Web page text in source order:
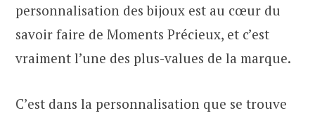
personnalisation des bijoux est au cœur du
savoir faire de Moments Précieux, et c’est
vraiment l’une des plus-values de la marque.
C’est dans la personnalisation que se trouve